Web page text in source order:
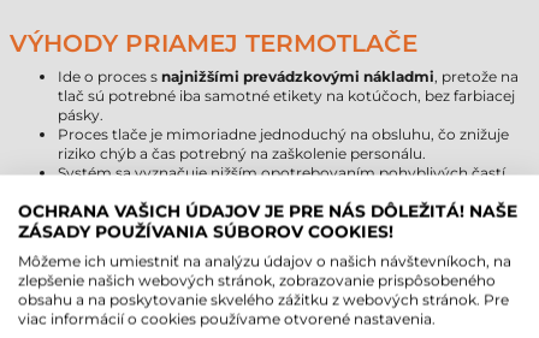
VÝHODY PRIAMEJ TERMOTLAČE
Ide o proces s najnižšími prevádzkovými nákladmi, pretože na
tlač sú potrebné iba samotné etikety na kotúčoch, bez farbiacej
pásky.
Proces tlače je mimoriadne jednoduchý na obsluhu, čo znižuje
riziko chýb a čas potrebný na zaškolenie personálu.
Systém sa vyznačuje nižším opotrebovaním pohyblivých častí,
pásky.
NIE STE SI ISTÍ, KTORÁ ETIKETA JE
IDEÁLNA?
Pri výbere správneho materiálu a technológie treba zvážiť očakávanú
OCHRANA VAŠICH ÚDAJOV JE PRE NÁS DÔLEŽITÁ! NAŠE
ZÁSADY POUŽÍVANIA SÚBOROV COOKIES!
Môžeme ich umiestniť na analýzu údajov o našich návštevníkoch, na
zlepšenie našich webových stránok, zobrazovanie prispôsobeného
obsahu a na poskytovanie skvelého zážitku z webových stránok. Pre
viac informácií o cookies používame otvorené nastavenia.